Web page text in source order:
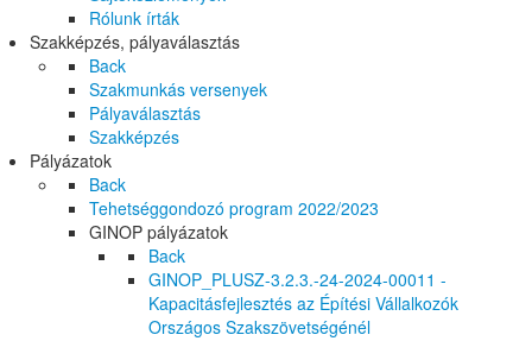
Rólunk írták
Szakképzés, pályaválasztás
Back
Szakmunkás versenyek
Pályaválasztás
Szakképzés
Pályázatok
Back
Tehetséggondozó program 2022/2023
GINOP pályázatok
Back
GINOP_PLUSZ-3.2.3.-24-2024-00011 -
Kapacitásfejlesztés az Építési Vállalkozók
Országos Szakszövetségénél